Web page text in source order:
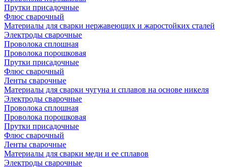
Прутки присадочные
Флюс сварочный
Материалы для сварки нержавеющих и жаростойких сталей
Электроды сварочные
Проволока сплошная
Проволока порошковая
Прутки присадочные
Флюс сварочный
Ленты сварочные
Материалы для сварки чугуна и сплавов на основе никеля
Электроды сварочные
Проволока сплошная
Проволока порошковая
Прутки присадочные
Флюс сварочный
Ленты сварочные
Материалы для сварки меди и ее сплавов
Электроды сварочные